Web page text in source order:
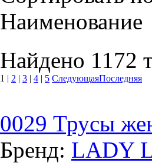
Наименование
Найдено 1172
1 | 2 | 3 | 4 | 5 СледующаяПоследняя
0029 Трусы
Бренд: LADY